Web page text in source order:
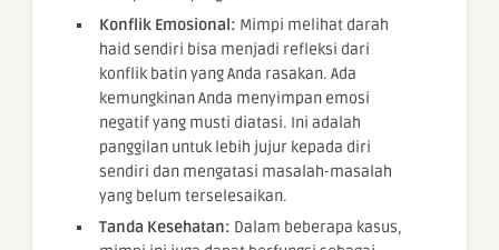
Konflik Emosional: Mimpi melihat darah
haid sendiri bisa menjadi refleksi dari
konflik batin yang Anda rasakan. Ada
kemungkinan Anda menyimpan emosi
negatif yang musti diatasi. Ini adalah
panggilan untuk lebih jujur kepada diri
sendiri dan mengatasi masalah-masalah
yang belum terselesaikan.
Tanda Kesehatan: Dalam beberapa kasus,